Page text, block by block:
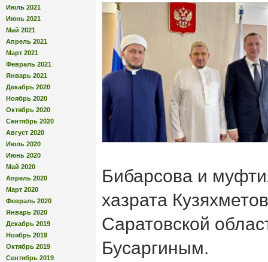
Июль 2021
Июнь 2021
Май 2021
Апрель 2021
Март 2021
Февраль 2021
Январь 2021
Декабрь 2020
Ноябрь 2020
Октябрь 2020
Сентябрь 2020
Август 2020
Июль 2020
Июнь 2020
Май 2020
Апрель 2020
Март 2020
Февраль 2020
Январь 2020
Декабрь 2019
Ноябрь 2019
Октябрь 2019
Сентябрь 2019
Бибарсова и
хазрата
Саратовской
Бусаргиным.